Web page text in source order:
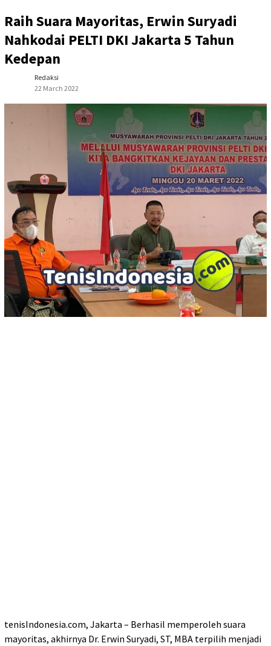
Raih Suara Mayoritas, Erwin Suryadi
Nahkodai PELTI DKI Jakarta 5 Tahun
Kedepan
Redaksi
22 March 2022
tenisIndonesia.com, Jakarta – Berhasil memperoleh suara
mayoritas, akhirnya Dr. Erwin Suryadi, ST, MBA terpilih menjadi